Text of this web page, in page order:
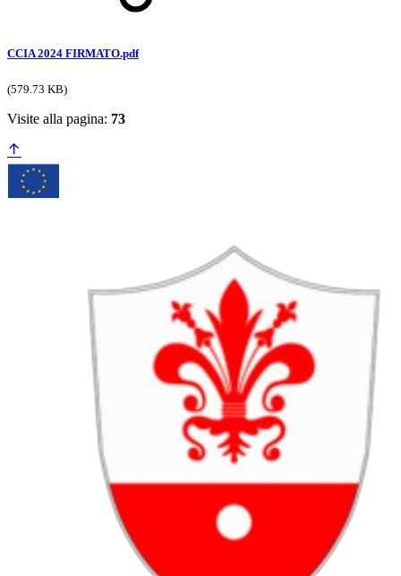
CCIA 2024 FIRMATO.pdf
(579.73 KB)
Visite alla pagina: 73